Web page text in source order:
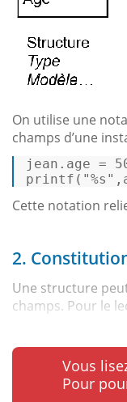
On utilise une
champs d’une
jean.age =
printf ( "%s"
Cette notation
2.
Une structure
champs. Pour le
Vous
Pour